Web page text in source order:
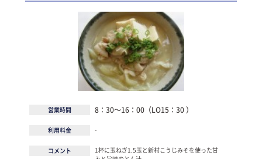
営業時間 8：30～16：00（LO15：30 ）
利用料金 -
コメント
1杯に玉ねぎ1.5玉と新村こうじみそを使った甘